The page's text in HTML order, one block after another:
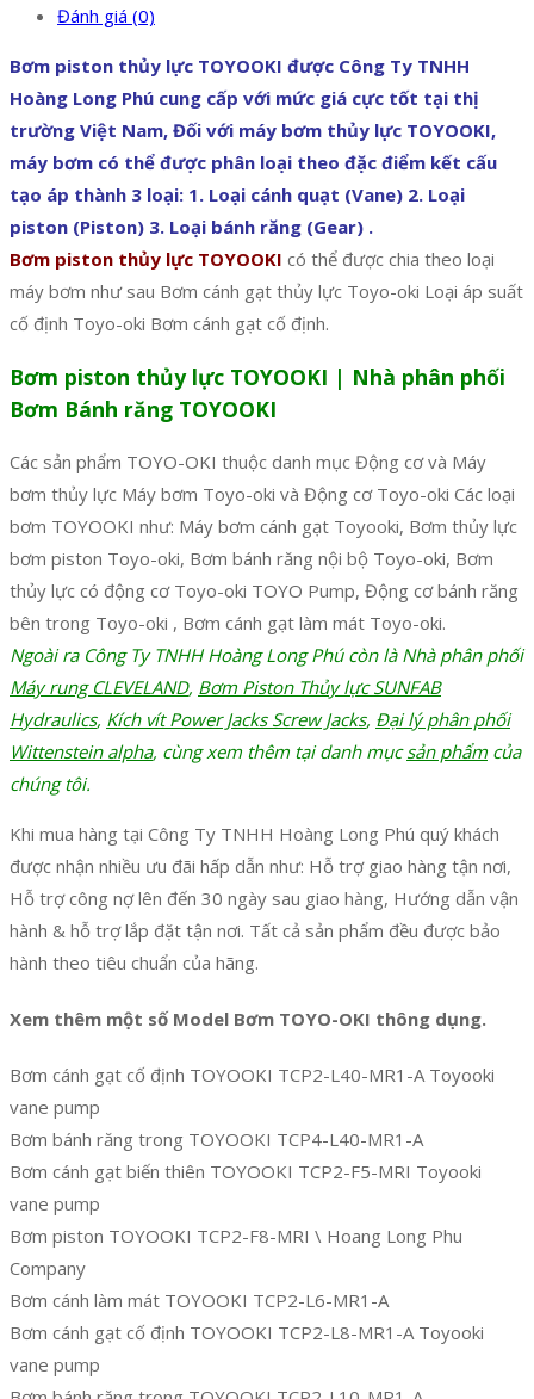
Đánh giá (0)
Bơm piston thủy lực TOYOOKI được Công Ty TNHH
Hoàng Long Phú cung cấp với mức giá cực tốt tại thị
trường Việt Nam, Đối với máy bơm thủy lực TOYOOKI,
máy bơm có thể được phân loại theo đặc điểm kết cấu
tạo áp thành 3 loại: 1. Loại cánh quạt (Vane) 2. Loại
piston (Piston) 3. Loại bánh răng (Gear) .
Bơm piston thủy lực TOYOOKI có thể được chia theo loại
máy bơm như sau Bơm cánh gạt thủy lực Toyo-oki Loại áp suất
cố định Toyo-oki Bơm cánh gạt cố định.
Bơm piston thủy lực TOYOOKI | Nhà phân phối
Bơm Bánh răng TOYOOKI
Các sản phẩm TOYO-OKI thuộc danh mục Động cơ và Máy
bơm thủy lực Máy bơm Toyo-oki và Động cơ Toyo-oki Các loại
bơm TOYOOKI như: Máy bơm cánh gạt Toyooki, Bơm thủy lực
bơm piston Toyo-oki, Bơm bánh răng nội bộ Toyo-oki, Bơm
thủy lực có động cơ Toyo-oki TOYO Pump, Động cơ bánh răng
bên trong Toyo-oki , Bơm cánh gạt làm mát Toyo-oki.
Ngoài ra Công Ty TNHH Hoàng Long Phú còn là Nhà phân phối
Máy rung CLEVELAND, Bơm Piston Thủy lực SUNFAB
Hydraulics, Kích vít Power Jacks Screw Jacks, Đại lý phân phối
Wittenstein alpha, cùng xem thêm tại danh mụcsản phẩmcủa
chúng tôi.
Khi mua hàng tại Công Ty TNHH Hoàng Long Phú quý khách
được nhận nhiều ưu đãi hấp dẫn như: Hỗ trợ giao hàng tận nơi,
Hỗ trợ công nợ lên đến 30 ngày sau giao hàng, Hướng dẫn vận
hành & hỗ trợ lắp đặt tận nơi. Tất cả sản phẩm đều được bảo
hành theo tiêu chuẩn của hãng.
Xem thêm một số Model Bơm TOYO-OKI thông dụng.
Bơm cánh gạt cố định TOYOOKI TCP2-L40-MR1-A Toyooki
vane pump
Bơm bánh răng trong TOYOOKI TCP4-L40-MR1-A
Bơm cánh gạt biến thiên TOYOOKI TCP2-F5-MRI Toyooki
vane pump
Bơm piston TOYOOKI TCP2-F8-MRI \ Hoang Long Phu
Company
Bơm cánh làm mát TOYOOKI TCP2-L6-MR1-A
Bơm cánh gạt cố định TOYOOKI TCP2-L8-MR1-A Toyooki
vane pump